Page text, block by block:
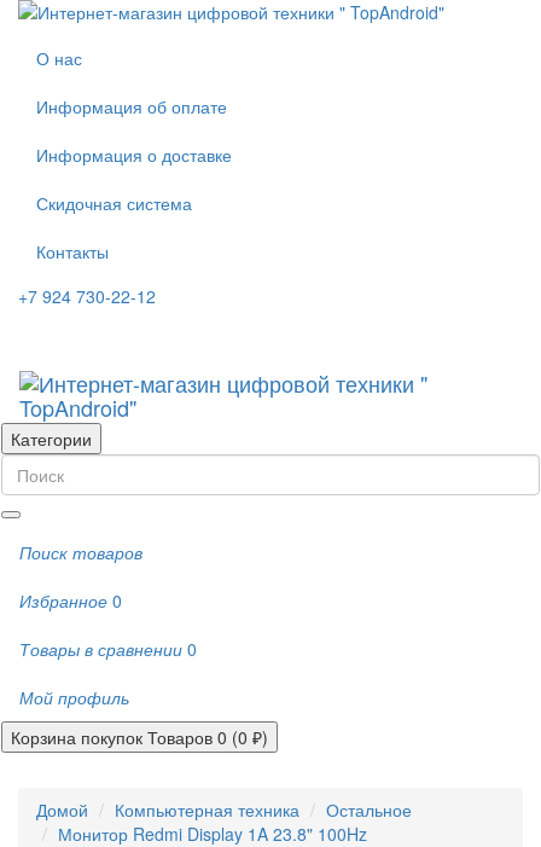
О нас
Информация об оплате
Информация о доставке
Скидочная система
Контакты
+7 924 730-22-12
Категории
Поиск товаров
Избранное 0
Товары в сравнении 0
Мой профиль
Корзина покупок Товаров 0 (0 ₽)
Домой Компьютерная техника
Остальное
Монитор Redmi Display 1A 23.8" 100Hz